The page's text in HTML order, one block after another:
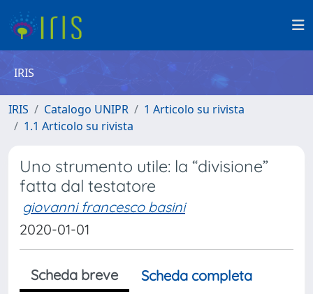
IRIS
IRIS Catalogo UNIPR
1 Articolo su rivista
1.1 Articolo su rivista
Uno strumento utile: la “divisione”
fatta dal testatore
giovanni francesco basini
2020-01-01
Scheda breve
Scheda completa